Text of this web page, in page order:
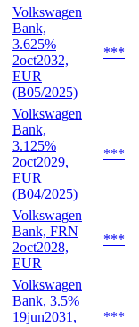
Volkswagen
Bank,
3.625%
2oct2032,
EUR
(B05/2025)
***
Volkswagen
Bank,
3.125%
2oct2029,
EUR
(B04/2025)
***
Volkswagen
Bank, FRN
2oct2028,
EUR
***
Volkswagen
Bank, 3.5%
19jun2031,
***